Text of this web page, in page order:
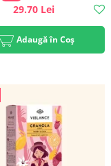
29.70 Lei
Adaugă în Coș